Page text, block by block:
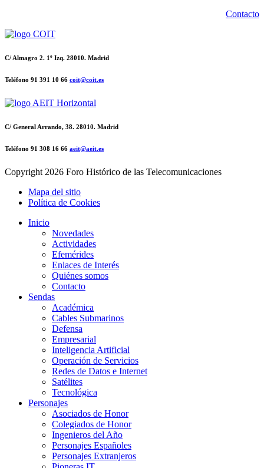
Contacto
C/ Almagro 2. 1º Izq. 28010. Madrid
Teléfono 91 391 10 66 coit@coit.es
C/ General Arrando, 38. 28010. Madrid
Teléfono 91 308 16 66 aeit@aeit.es
Copyright 2026 Foro Histórico de las Telecomunicaciones
Mapa del sitio
Política de Cookies
Inicio
Novedades
Actividades
Efemérides
Enlaces de Interés
Quiénes somos
Contacto
Sendas
Académica
Cables Submarinos
Defensa
Empresarial
Inteligencia Artificial
Operación de Servicios
Redes de Datos e Internet
Satélites
Tecnológica
Personajes
Asociados de Honor
Colegiados de Honor
Ingenieros del Año
Personajes Españoles
Personajes Extranjeros